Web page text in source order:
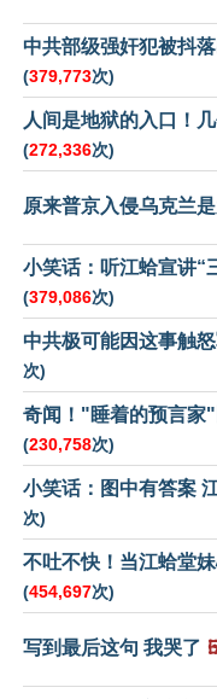
中共部级强奸犯被抖
(379,773次)
人间是地狱的入口！
(272,336次)
原来普京入侵乌克兰
小笑话：听江蛤宣讲“
(379,086次)
中共极可能因这事触
次)
奇闻！"睡着的预言家
(230,758次)
小笑话：图中有答案
次)
不吐不快！当江蛤堂
(454,697次)
写到最后这句 我哭了